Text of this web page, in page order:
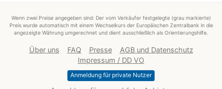
Wenn zwei Preise angegeben sind: Der vom Verkäufer festgelegte (grau markierte)
Preis wurde automatisch mit einem Wechselkurs der Europäischen Zentralbank in die
angezeigte Währung umgerechnet und dient ausschließlich als Orientierungshilfe.
Über uns FAQ Presse
AGB und Datenschutz
Impressum / DD VO
Anmeldung für private Nutzer